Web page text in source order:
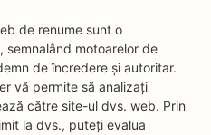
de renume sunt o
semnalând motoarelor de
de încredere și autoritar.
vă permite să analizați
către site-ul dvs. web. Prin
la dvs., puteți evalua